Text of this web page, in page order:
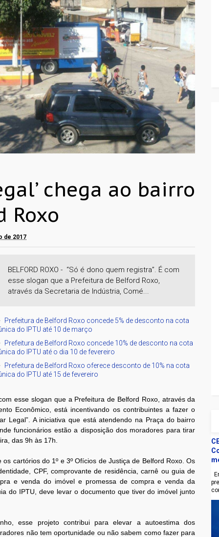
chega ao bairro
Roxo
de 2017
BELFORD ROXO - “Só é dono quem registra”. É com
esse slogan que a Prefeitura de Belford Roxo,
através da Secretaria de Indústria, Comé...
Prefeitura de Belford Roxo concede 5% de desconto na cota
do IPTU até 10 de março
Prefeitura de Belford Roxo concede 10% de desconto na cota
do IPTU até o dia 10 de fevereiro
Prefeitura de Belford Roxo oferece desconto de 10% na cota
do IPTU até 15 de fevereiro
esse slogan que a Prefeitura de Belford Roxo, através da
Econômico, está incentivando os contribuintes a fazer o
Legal”. A iniciativa que está atendendo na Praça do bairro
funcionários estão a disposição dos moradores para tirar
das 9h às 17h.
cartórios do 1º e 3º Ofícios de Justiça de Belford Roxo. Os
CPF, comprovante de residência, carnê ou guia de
e venda do imóvel e promessa de compra e venda da
do IPTU, deve levar o documento que tiver do imóvel junto
esse projeto contribui para elevar a autoestima dos
não tem oportunidade ou não sabem como fazer para